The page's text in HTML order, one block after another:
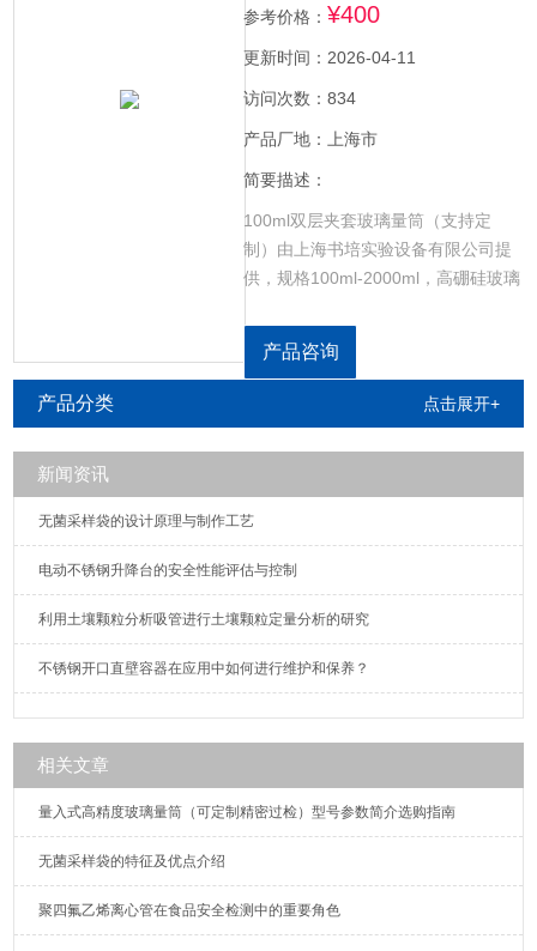
参考价格： ¥400
更新时间：2026-04-11
访问次数：834
产品厂地：上海市
简要描述：
100ml双层夹套玻璃量筒（支持定
制）由上海书培实验设备有限公司提
供，规格100ml-2000ml，高硼硅玻璃
层量筒（带下排孔）玻璃双层具塞量
筒（带下排孔），规格齐全。
产品咨询
产品分类 点击展开+
新闻资讯
无菌采样袋的设计原理与制作工艺
电动不锈钢升降台的安全性能评估与控制
利用土壤颗粒分析吸管进行土壤颗粒定量分析的研究
不锈钢开口直壁容器在应用中如何进行维护和保养？
相关文章
量入式高精度玻璃量筒（可定制精密过检）型号参数简介选购指南
无菌采样袋的特征及优点介绍
聚四氟乙烯离心管在食品安全检测中的重要角色